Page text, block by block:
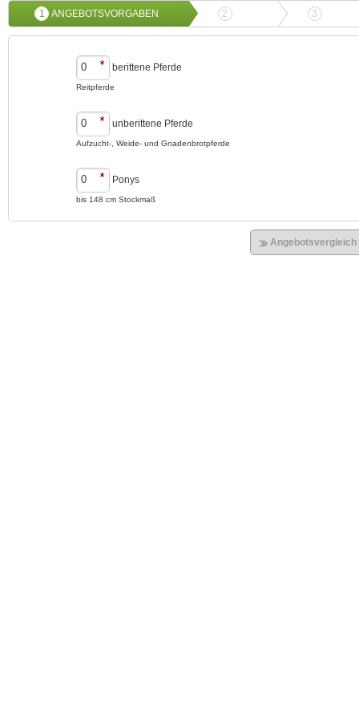
1 ANGEBOTSVORGABEN 2 ANGEBOTSVERGLEICH
3
berittene Pferde
Reitpferde
unberittene Pferde
Aufzucht-, Weide- und Gnadenbrotpferde
Ponys
bis 148 cm Stockmaß
Angebotsvergleich